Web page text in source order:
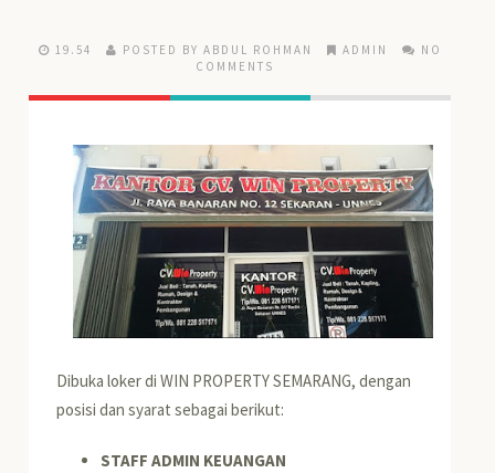
19.54 POSTED BY ABDUL ROHMAN ADMIN
NO
COMMENTS
Dibuka loker di WIN PROPERTY SEMARANG, dengan
posisi dan syarat sebagai berikut:
STAFF ADMIN KEUANGAN